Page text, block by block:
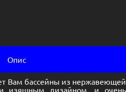
Опис
Вам бассейны из нержавеющей
изящным дизайном, и очень